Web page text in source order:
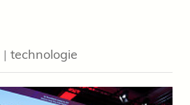
| technologie